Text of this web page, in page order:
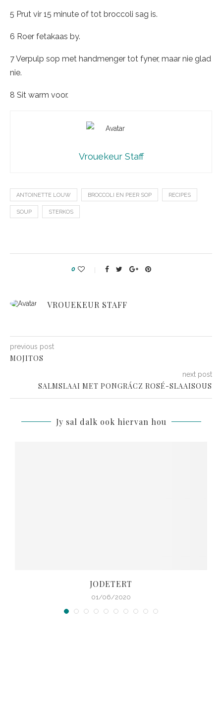
5 Prut vir 15 minute of tot broccoli sag is.
6 Roer fetakaas by.
7 Verpulp sop met handmenger tot fyner, maar nie glad
nie.
8 Sit warm voor.
Vrouekeur Staff
ANTOINETTE LOUW BROCCOLI EN PEER SOP RECIPES
SOUP STERKOS
0
VROUEKEUR STAFF
previous post
MOJITOS
next post
SALMSLAAI MET PONGRÁCZ ROSÉ-SLAAISOUS
Jy sal dalk ook hiervan hou
JODETERT
01/06/2020